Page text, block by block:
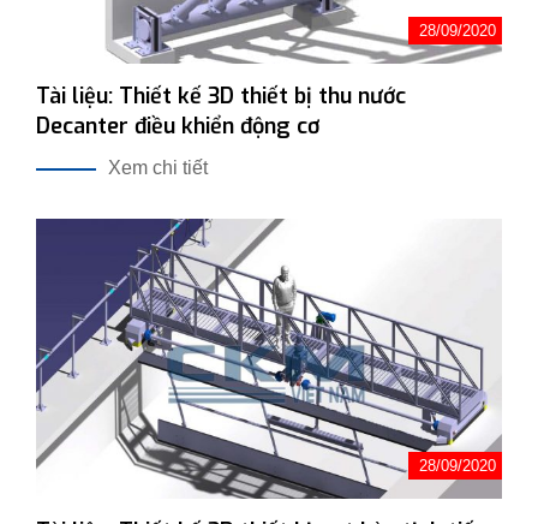
28/09/2020
Tài liệu: Thiết kế 3D thiết bị thu nước
Decanter điều khiển động cơ
Xem chi tiết
28/09/2020